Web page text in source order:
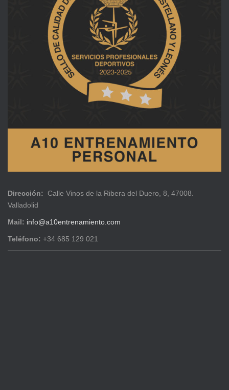
Dirección: Calle Vinos de la Ribera del Duero, 8, 47008.
Valladolid
Mail: info@a10entrenamiento.com
Teléfono: +34 685 129 021